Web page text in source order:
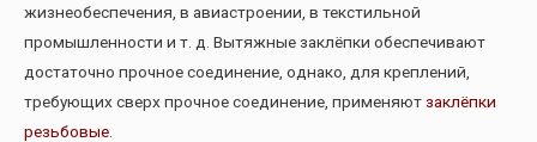
жизнеобеспечения, в авиастроении, в текстильной
промышленности и т. д. Вытяжные заклёпки обеспечивают
достаточно прочное соединение, однако, для креплений,
требующих сверх прочное соединение, применяютзаклёпки
резьбовые